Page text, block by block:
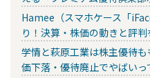
Hamee（スマホケース「
り！決算・株価の動きと評
学情と萩原工業は株主優待
価下落・優待廃止でやばいっ